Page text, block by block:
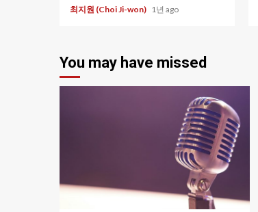
최지원 (Choi Ji-won) 1년 ago
You may have missed
1 min read